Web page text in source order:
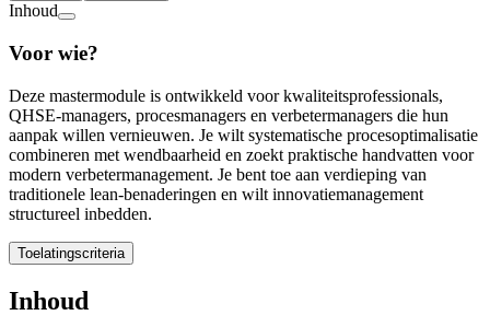
Inhoud
Voor wie?
Deze mastermodule is ontwikkeld voor kwaliteitsprofessionals,
QHSE-managers, procesmanagers en verbetermanagers die hun
aanpak willen vernieuwen. Je wilt systematische procesoptimalisatie
combineren met wendbaarheid en zoekt praktische handvatten voor
modern verbetermanagement. Je bent toe aan verdieping van
traditionele lean-benaderingen en wilt innovatiemanagement
structureel inbedden.
Toelatingscriteria
Toelatingscriteria
Inhoud